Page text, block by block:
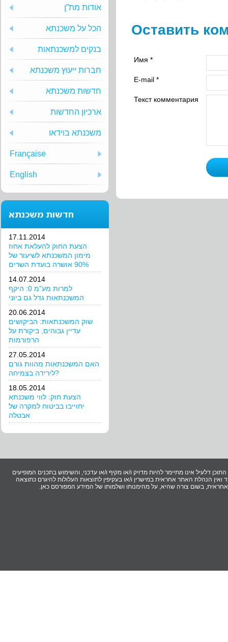
אודות מת”ן
הכל על משכנתא
בנקים למשכנתאות
חברות ייעוץ משכנתא
חדשות משכנתא
ארכיון החדשות
משכנתא בוידאו
Française
English
חדשות משכנתא
17.11.2014
הצעת החוק להעלאת אחוז
מימון המשכנתא לשיעור של
90% אושרה בועדת השרים
14.07.2014
למרות מע”מ 0: היקף
המשכנתאות גדל גם ביוני
20.06.2014
שוק המשכנתאות: הביקושים
עדיין גבוהים, ביקורת על
הרפורמות
27.05.2014
האם המשכנתאות מהוות גורם
לירידה בצמיחה?
18.05.2014
הצעת חוק: לווי משכנתא
יחוייבו בביטוח למקרה של
אבטלה
Оставить
Имя *
E-mail *
Текст комментария
דלעיל אינו מתיימר להיות מדויק ו/או מקיף ו/או עדכני, והשימוש בתכנים המופיעים
הנהלת האתר אחראית במישרין ו/או בעקיפין לתוצאות העלולות להיגרם כתוצאה
בשום צורה שהיא, על מהימנותו ושלמותו של המידע המפורסם כאן.